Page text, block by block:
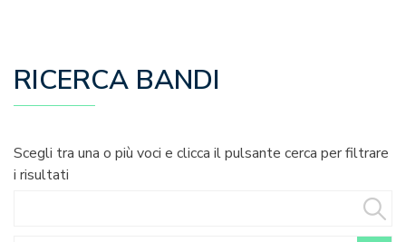
RICERCA BANDI
Scegli tra una o più voci e clicca il pulsante cerca per filtrare
i risultati